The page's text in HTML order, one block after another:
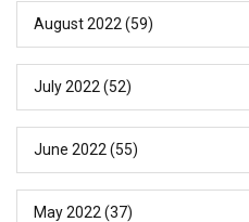
August 2022 (59)
July 2022 (52)
June 2022 (55)
May 2022 (37)